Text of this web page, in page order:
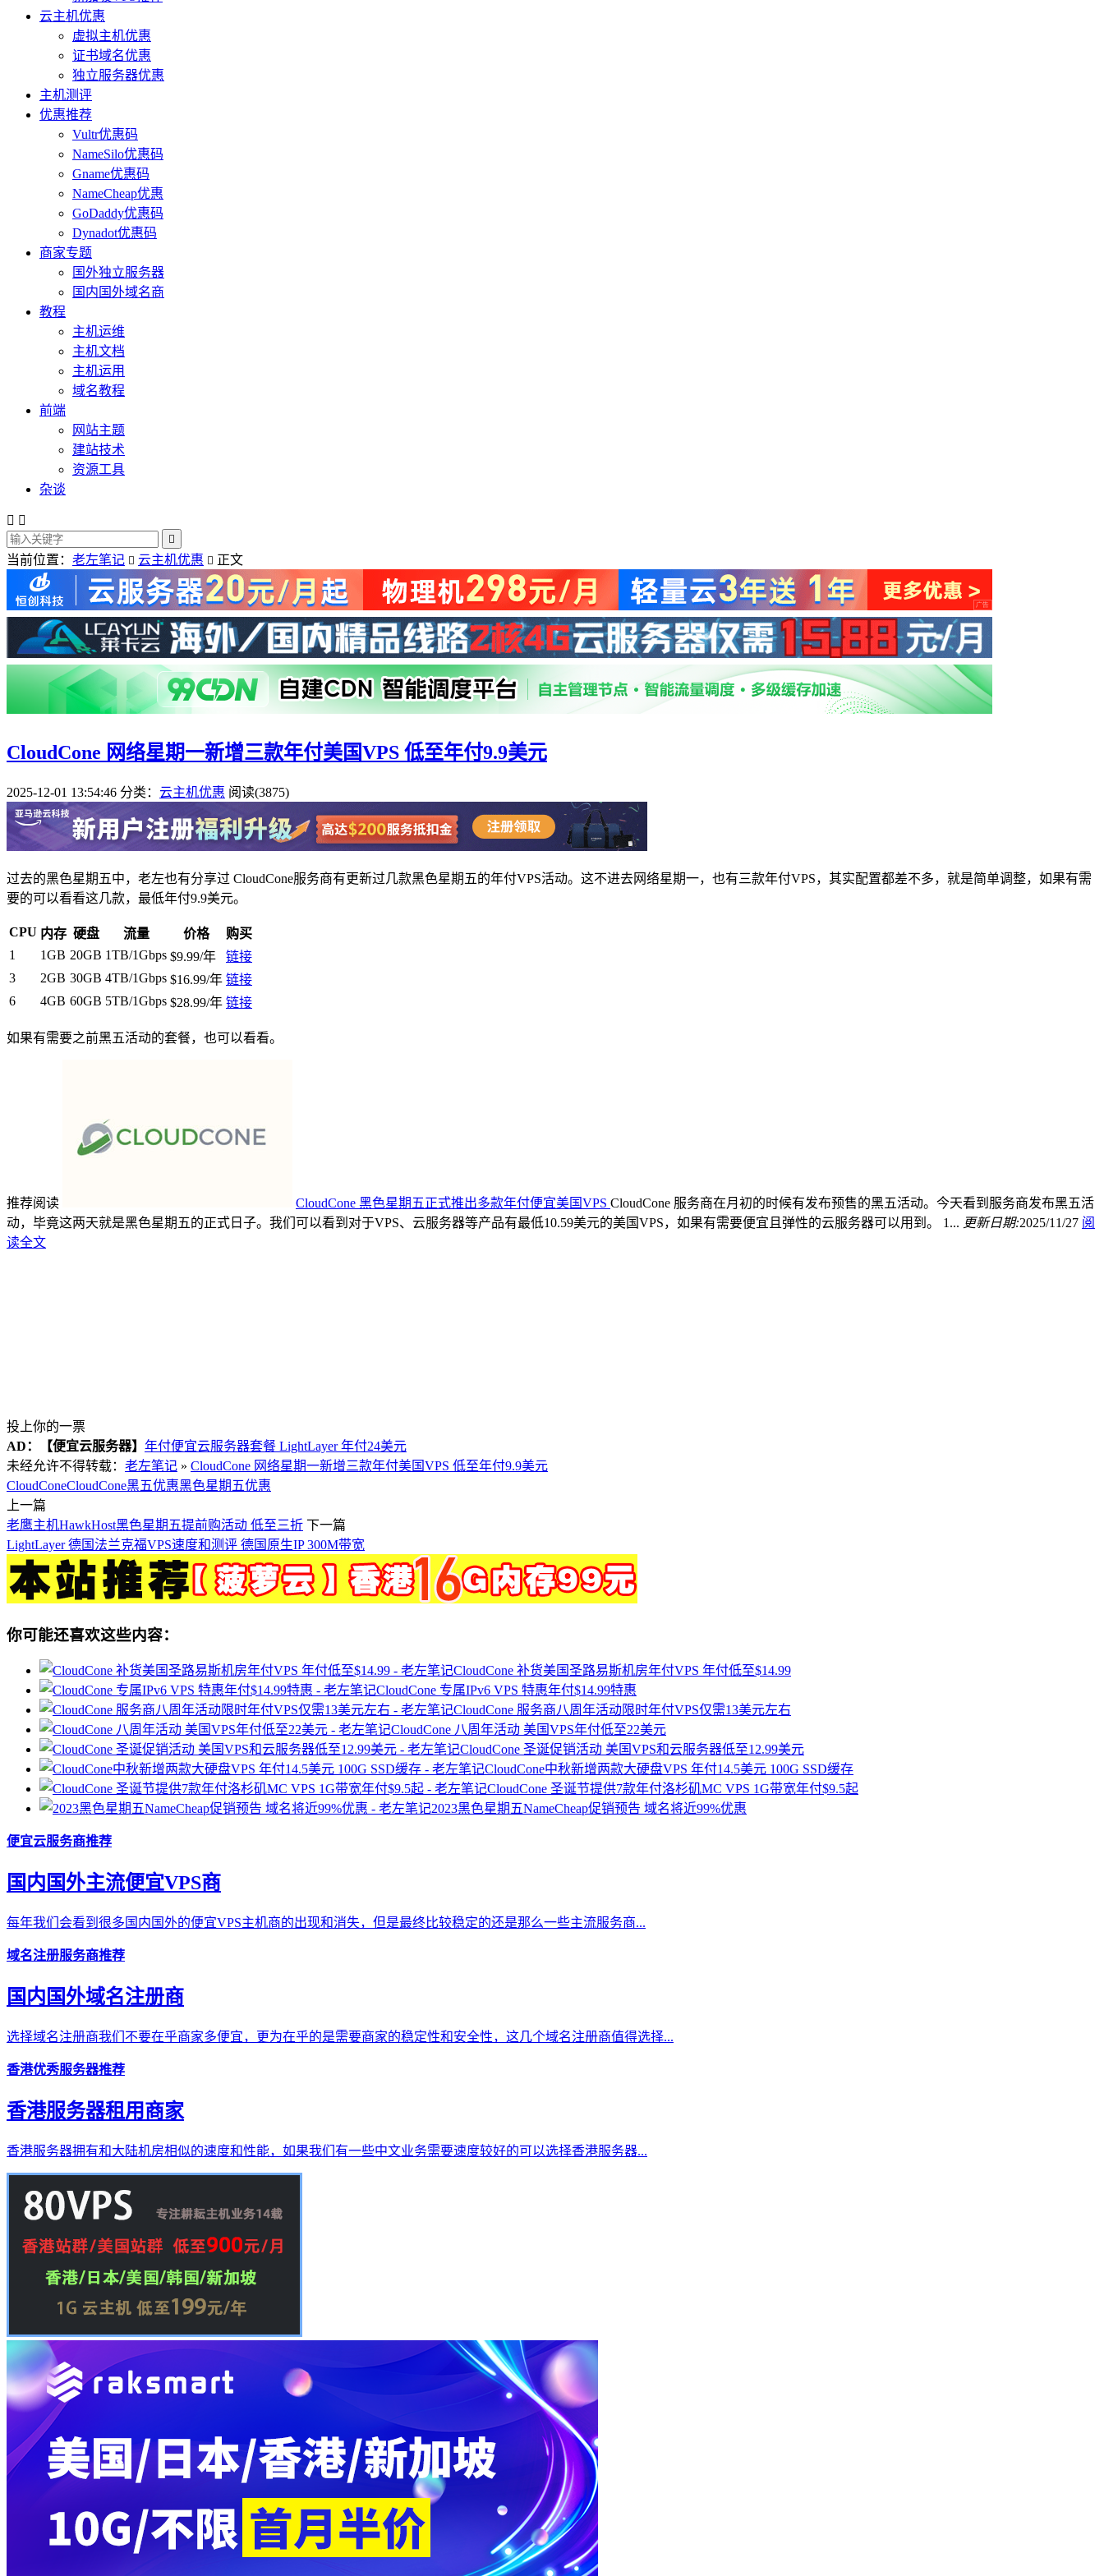
云主机优惠
虚拟主机优惠
证书域名优惠
独立服务器优惠
主机测评
优惠推荐
Vultr优惠码
NameSilo优惠码
Gname优惠码
NameCheap优惠
GoDaddy优惠码
Dynadot优惠码
商家专题
国外独立服务器
国内国外域名商
教程
主机运维
主机文档
主机运用
域名教程
前端
网站主题
建站技术
资源工具
杂谈
 

当前位置： 老左笔记  云主机优惠  正文
CloudCone 网络星期一新增三款年付美国VPS 低至年付9.9美元
2025-12-01 13:54:46 分类： 云主机优惠 阅读(3875)
过去的黑色星期五中，老左也有分享过 CloudCone服务商有更新过几款黑色星期五的年付VPS活动。这不进去网络星期一，也有三款年付VPS，其实配置都差不多，就是简单调整，如果有需
要的可以看看这几款，最低年付9.9美元。
CPU 内存 硬盘 流量 价格
购买
1
1GB 20GB 1TB/1Gbps $9.99/年
链接
3
2GB 30GB 4TB/1Gbps $16.99/年 链接
6
4GB 60GB 5TB/1Gbps $28.99/年 链接
如果有需要之前黑五活动的套餐，也可以看看。
推荐阅读 CloudCone 黑色星期五正式推出多款年付便宜美国VPS CloudCone 服务商在月初的时候有发布预售的黑五活动。今天看到服务商发布黑五活
动，毕竟这两天就是黑色星期五的正式日子。我们可以看到对于VPS、云服务器等产品有最低10.59美元的美国VPS，如果有需要便宜且弹性的云服务器可以用到。 1... 更新日期:2025/11/27 阅
读全文
投上你的一票
AD：
【便宜云服务器】 年付便宜云服务器套餐 LightLayer 年付24美元
未经允许不得转载： 老左笔记 » CloudCone 网络星期一新增三款年付美国VPS 低至年付9.9美元
CloudConeCloudCone黑五优惠黑色星期五优惠
上一篇
老鹰主机HawkHost黑色星期五提前购活动 低至三折 下一篇
LightLayer 德国法兰克福VPS速度和测评 德国原生IP 300M带宽
你可能还喜欢这些内容：
CloudCone 补货美国圣路易斯机房年付VPS 年付低至$14.99
CloudCone 专属IPv6 VPS 特惠年付$14.99特惠
CloudCone 服务商八周年活动限时年付VPS仅需13美元左右
CloudCone 八周年活动 美国VPS年付低至22美元
CloudCone 圣诞促销活动 美国VPS和云服务器低至12.99美元
CloudCone中秋新增两款大硬盘VPS 年付14.5美元 100G SSD缓存
CloudCone 圣诞节提供7款年付洛杉矶MC VPS 1G带宽年付$9.5起
2023黑色星期五NameCheap促销预告 域名将近99%优惠
便宜云服务商推荐
国内国外主流便宜VPS商
每年我们会看到很多国内国外的便宜VPS主机商的出现和消失，但是最终比较稳定的还是那么一些主流服务商...
域名注册服务商推荐
国内国外域名注册商
选择域名注册商我们不要在乎商家多便宜，更为在乎的是需要商家的稳定性和安全性，这几个域名注册商值得选择...
香港优秀服务器推荐
香港服务器租用商家
香港服务器拥有和大陆机房相似的速度和性能，如果我们有一些中文业务需要速度较好的可以选择香港服务器...